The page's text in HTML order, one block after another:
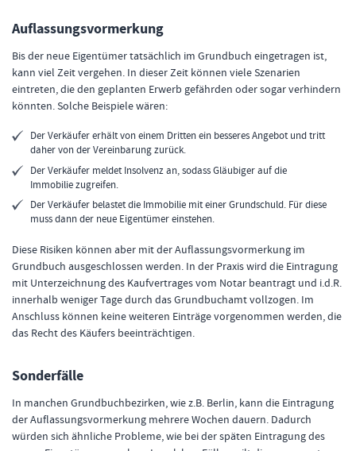
Auflassungsvormerkung
Bis der neue Eigentümer tatsächlich im Grundbuch eingetragen ist,
kann viel Zeit vergehen. In dieser Zeit können viele Szenarien
eintreten, die den geplanten Erwerb gefährden oder sogar verhindern
könnten. Solche Beispiele wären:
Der Verkäufer erhält von einem Dritten ein besseres Angebot und tritt
daher von der Vereinbarung zurück.
Der Verkäufer meldet Insolvenz an, sodass Gläubiger auf die
Immobilie zugreifen.
Der Verkäufer belastet die Immobilie mit einer Grundschuld. Für diese
muss dann der neue Eigentümer einstehen.
Diese Risiken können aber mit der Auflassungsvormerkung im
Grundbuch ausgeschlossen werden. In der Praxis wird die Eintragung
mit Unterzeichnung des Kaufvertrages vom Notar beantragt und i.d.R.
innerhalb weniger Tage durch das Grundbuchamt vollzogen. Im
Anschluss können keine weiteren Einträge vorgenommen werden, die
das Recht des Käufers beeinträchtigen.
Sonderfälle
In manchen Grundbuchbezirken, wie z.B. Berlin, kann die Eintragung
der Auflassungsvormerkung mehrere Wochen dauern. Dadurch
würden sich ähnliche Probleme, wie bei der späten Eintragung des